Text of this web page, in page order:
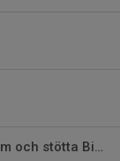
Vandra för tillsammans Katrineholm och stötta Bie GoIF samtidigt